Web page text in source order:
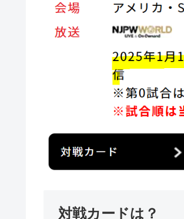
対戦カードは？